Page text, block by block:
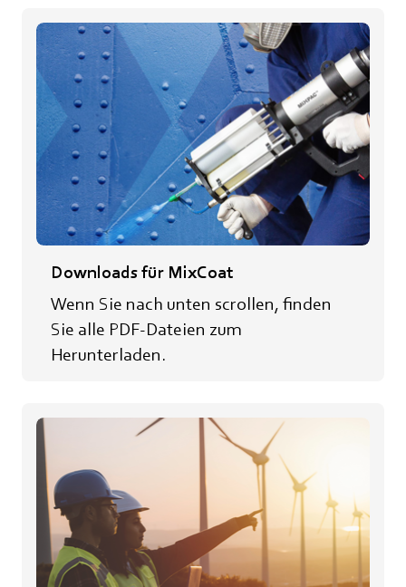
Downloads für MixCoat
Wenn Sie nach unten scrollen, finden
Sie alle PDF-Dateien zum
Herunterladen.